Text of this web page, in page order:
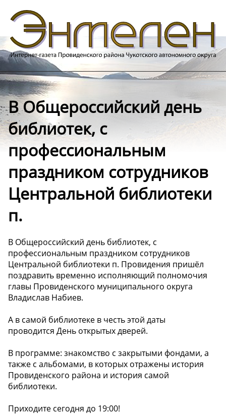
В Общероссийский день
библиотек, с
профессиональным
праздником сотрудников
Центральной библиотеки
п.
В Общероссийский день библиотек, с
профессиональным праздником сотрудников
Центральной библиотеки п. Провидения пришёл
поздравить временно исполняющий полномочия
главы Провиденского муниципального округа
Владислав Набиев.
А в самой библиотеке в честь этой даты
проводится День открытых дверей.
В программе: знакомство с закрытыми фондами, а
также с альбомами, в которых отражены история
Провиденского района и история самой
библиотеки.
Приходите сегодня до 19:00!